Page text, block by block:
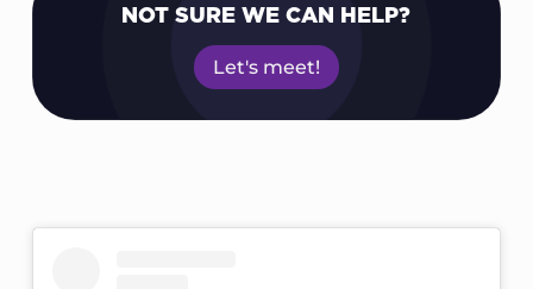
NOT SURE WE CAN HELP?
Let's meet!